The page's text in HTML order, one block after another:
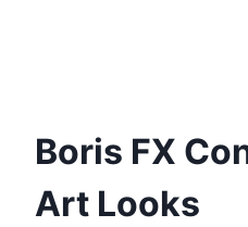
Boris FX
Art Looks